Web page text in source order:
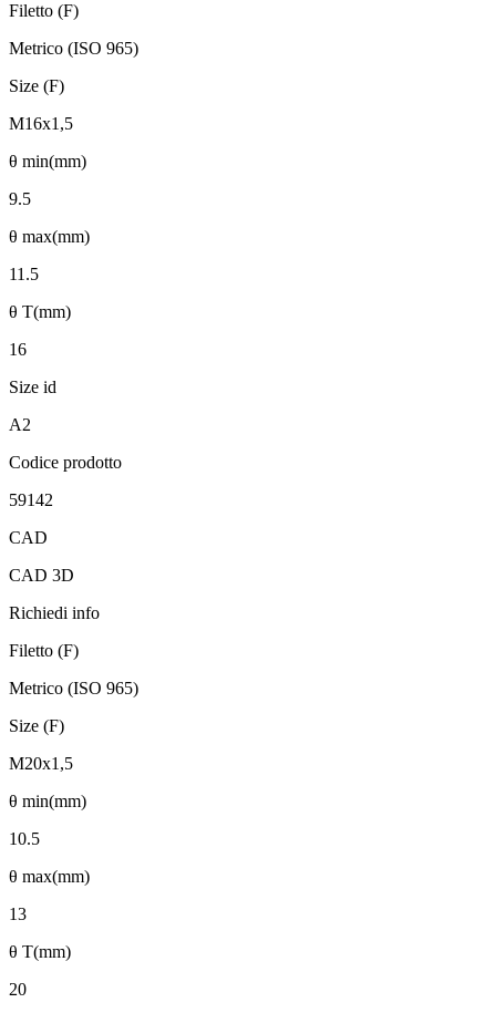
Filetto (F)
Metrico (ISO 965)
Size (F)
M16x1,5
θ min(mm)
9.5
θ max(mm)
11.5
θ T(mm)
16
Size id
A2
Codice prodotto
59142
CAD
CAD 3D
Richiedi info
Filetto (F)
Metrico (ISO 965)
Size (F)
M20x1,5
θ min(mm)
10.5
θ max(mm)
13
θ T(mm)
20